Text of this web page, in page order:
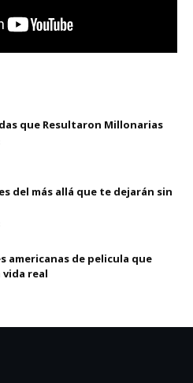
que Resultaron Millonarias
del más allá que te dejarán sin
americanas de pelicula que
vida real